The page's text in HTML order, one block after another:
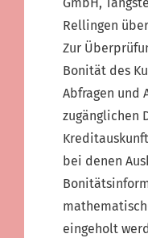
Rellingen
Zur
Bonität des
Abfragen und
zugänglichen
bei denen
eingeholt